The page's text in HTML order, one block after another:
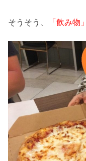
そうそう、 「飲み物」